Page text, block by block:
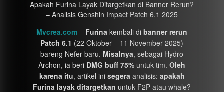
Apakah Furina Layak Ditargetkan di Banner Rerun?
– Analisis Genshin Impact Patch 6.1 2025
Mvcrea.com – Furina kembali di banner rerun
Patch 6.1 (22 Oktober – 11 November 2025)
bareng Nefer baru. Misalnya, sebagai Hydro
Archon, ia beri DMG buff 75% untuk tim. Oleh
karena itu, artikel ini segeraanalisis: apakah
Furina layak ditargetkan untuk F2P atau whale?